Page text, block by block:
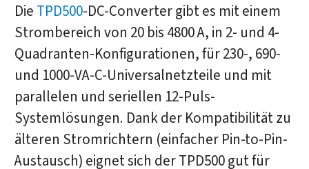
Die TPD500-DC-Converter gibt es mit einem
Strombereich von 20 bis 4800 A, in 2- und 4-
Quadranten-Konfigurationen, für 230-, 690-
und 1000-VA-C-Universalnetzteile und mit
parallelen und seriellen 12-Puls-
Systemlösungen. Dank der Kompatibilität zu
älteren Stromrichtern (einfacher Pin-to-Pin-
Austausch) eignet sich der TPD500 gut für